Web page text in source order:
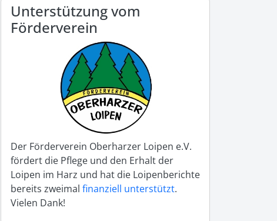
Unterstützung vom
Förderverein
Der Förderverein Oberharzer Loipen e.V.
fördert die Pflege und den Erhalt der
Loipen im Harz und hat die Loipenberichte
bereits zweimal finanziell unterstützt.
Vielen Dank!